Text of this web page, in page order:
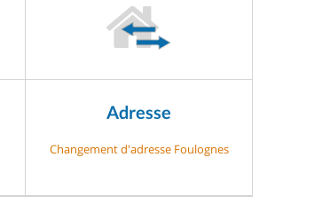
Adresse
Changement d'adresse Foulognes